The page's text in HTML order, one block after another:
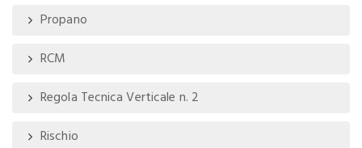
Propano
RCM
Regola Tecnica Verticale n. 2
Rischio